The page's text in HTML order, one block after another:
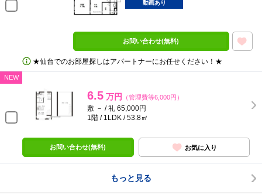
動画あり
お問い合わせ(無料)
★仙台でのお部屋探しはアパートナーにお任せください！★
NEW
6.5 万円 （管理費等6,000円）
敷 － / 礼 65,000円
1階 / 1LDK / 53.8㎡
お問い合わせ(無料) お気に入り
もっと見る